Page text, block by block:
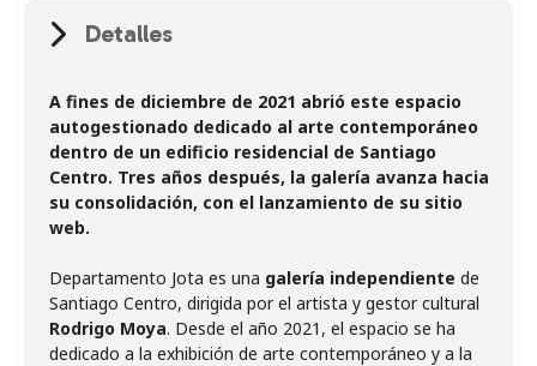
Detalles
A fines de diciembre de 2021 abrió este espacio
autogestionado dedicado al arte contemporáneo
dentro de un edificio residencial de Santiago
Centro. Tres años después, la galería avanza hacia
su consolidación, con el lanzamiento de su sitio
web.
Departamento Jota es una galería independiente de
Santiago Centro, dirigida por el artista y gestor cultural
Rodrigo Moya. Desde el año 2021, el espacio se ha
dedicado a la exhibición de arte contemporáneo y a la